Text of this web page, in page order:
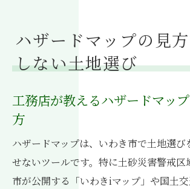
ハザードマップの見
しない土地選び
工務店が教えるハザードマッ
方
ハザードマップは、いわき市で土地選び
せないツールです。特に土砂災害警戒区
市が公開する「いわきiマップ」や国土